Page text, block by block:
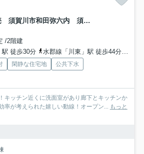
新築戸建・新築建売 須賀川市和田弥六内 須賀川第三小学校・須賀川第三中学校
/2階建
駅 徒歩30分
水郡線「川東」駅 徒歩44分
閑静な住宅地
公共下水
キッチン近くに洗面室があり廊下とキッチンか
率が考えられた嬉しい動線！オープン...
もっと